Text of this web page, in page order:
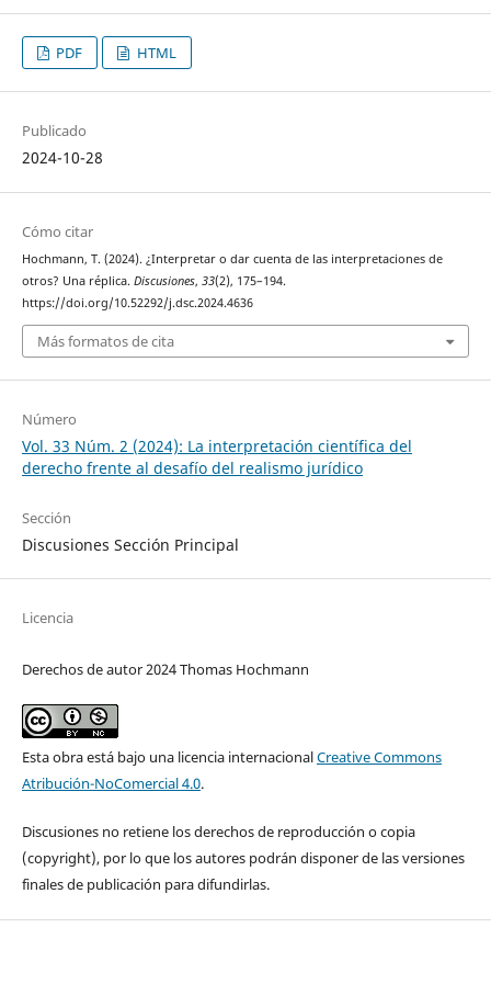
PDF HTML
Publicado
2024-10-28
Cómo citar
Hochmann, T. (2024). ¿Interpretar o dar cuenta de las interpretaciones de
otros? Una réplica. Discusiones, 33(2), 175–194.
https://doi.org/10.52292/j.dsc.2024.4636
Más formatos de cita
Número
Vol. 33 Núm. 2 (2024): La interpretación científica del
derecho frente al desafío del realismo jurídico
Sección
Discusiones Sección Principal
Licencia
Derechos de autor 2024 Thomas Hochmann
Esta obra está bajo una licencia internacionalCreative Commons
Atribución-NoComercial 4.0.
Discusiones no retiene los derechos de reproducción o copia
(copyright), por lo que los autores podrán disponer de las versiones
finales de publicación para difundirlas.